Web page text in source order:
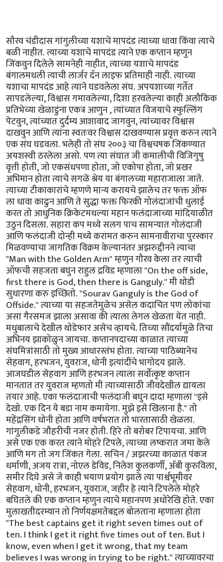
सौरव चंडीदास गांगुलीच्या यशाचे मापदंड त्याच्या धावा किंवा त्याचे
बळी नाहीत. त्याच्या यशाचे मापदंड त्याने एक कप्तान म्हणुन
जिंकवुन दिलेले सामनेही नाहीत, त्याच्या यशाचे मापदंड
बंगालमधली त्याची लार्जर दॅन लाइफ प्रतिमाही नाही. त्याच्या
यशाचा मापदंड आहे त्याने घडवलेला संघ. अपयशाच्या गर्तेत
सापडलेल्या, विश्वास गमावलेल्या, दिशा हरवलेल्या काही अलौकिक
प्रतिभेच्या खेळाडुंना एकत्र आणुन , त्यांच्यात विजयाचे स्फुल्लिंग
पेटवुन, त्यांच्यात दुर्दम्य आशावाद जागवुन, त्यांच्यावर विश्वास
दाखवुन आणि त्यांना स्वतःवर विश्वास दाखवण्यास प्रवृत्त करुन त्याने
एक संघ घडवला. भलेही तो संघ २००३ चा विश्वचषक जिंकण्यात
अयशस्वी ठरलेला असो. पण त्या संघात जी कमालीची विजिगुषु
वृत्ती होती, जो एकसंधपणा होता, जो एकोपा होता, जो प्रखर
अभिमान होता त्याचे सगळे श्रेय या बंगालच्या महाराजाला जाते.
त्याच्या टीकाकारांचे म्हणणे मान्य करायचे झालेच तर फक्त ऑफ
ला धावा काढुन आणि ते सुद्धा फक्त फिरकी गोलंदाजांची धुलाई
करत तो आधुनिक क्रिकेटमधल्या महान फलंदाजाच्या मांदियाळीत
उठुन दिसला. सहारा कप मध्ये सलग पाच सामन्यात गोलंदाजी
आणि फलंदाजी दोन्ही मध्ये करामत करुन सामनावीराचा पुरस्कार
मिळवण्याचा जागतिक विक्रम केल्यानंतर अझरुद्दीनने त्याचा
"Man with the Golden Arm" म्हणुन गौरव केला तर त्याची
ऑफची सहजता बघुन राहुल द्रविड म्हणाला "On the off side,
first there is God, then there is Ganguly." मी थोडी
सुधारणा करु इच्छितो. "Sourav Ganguly is the God of
Offside." त्याच्या या सहजतेमुळेच असेल कदाचित पण लोकांचा
असा गैरसमज झाला असावा की त्याला लेगल खेळता येत नाही.
मधुबालाचे देखील थोडेफार असेच व्हायचे. तिच्या सौंदर्यामुळे तिचा
अभिनय झाकोळुन जायचा. कप्तानपदाच्या काळात त्याच्या
संघमित्रांसाठी तो मुख्य आधारस्तंभ होता. त्याच्या पाठिब्यानेच
सेहवाग, हरभजन, युवराज, धोनी इत्यांदींचे भागोदय झाले.
आजघडील सेहवाग आणि हरभजन त्याला सर्वोत्कृष्ट कप्तान
मानतात तर युवराज म्हणतो मी त्याच्यासाठी जीवदेखील द्यायला
तयार आहे. एका फलंदाजाची फलंदाजी बघुन दादा म्हणाला "इसे
देखो. एक दिन ये बडा नाम कमायेगा. मुझे इसे खिलाना है." तो
महेंद्रसिंग धोनी होता आणि वर्षभरात तो भारतासाठी खेळला.
गांगुलीकडे जौहरीची नजर होती. हिरे तो बरोबर टिपायचा. आणि
असे एक एक करत त्याने मोहरे टिपले, त्याच्या लष्करात जमा केले
आणि मग तो जग जिंकत गेला. सचिन / अझरच्या काळात पंकज
धर्माणी, अजय रात्रा, नोएल डेविड, निलेश कुलकर्णी, अ‍ॅबी कुरुविला,
समीर दिघे असे जे काही भयाण प्रयोग झाले त्या पार्श्वभूमीवर
सेहवाग, धोनी, हरभजन, युवराज, जहीर हे त्याने टिपलेले मोहरे
बघितले की एक कप्तान म्हणुन त्याचे महानपण अधोरेखि होते. एका
मुलाखतीदरम्यान तो निर्णयक्षमतेबद्दल बोलताना म्हणाला होता
"The best captains get it right seven times out of
ten. I think I get it right five times out of ten. But I
know, even when I get it wrong, that my team
believes I was wrong in trying to be right." त्याच्यावरचा